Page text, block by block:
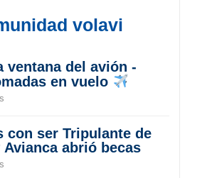
volavi
ventana del avión -
en vuelo
con ser Tripulante de
Avianca abrió becas